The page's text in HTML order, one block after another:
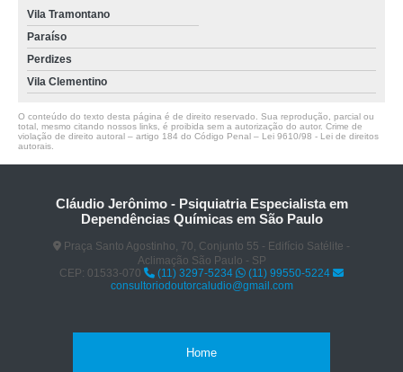
Vila Tramontano
Paraíso
Perdizes
Vila Clementino
O conteúdo do texto desta página é de direito reservado. Sua reprodução, parcial ou
total, mesmo citando nossos links, é proibida sem a autorização do autor. Crime de
violação de direito autoral – artigo 184 do Código Penal – Lei 9610/98 - Lei de direitos
autorais
Cláudio Jerônimo - Psiquiatria Especialista em
Dependências Químicas em São Paulo
Praça Santo Agostinho, 70, Conjunto 55 - Edifício Satélite -
Aclimação São Paulo - SP
CEP: 01533-070
(11) 3297-5234
(11) 99550-5224
consultoriodoutorcaludio@gmail.com
Home